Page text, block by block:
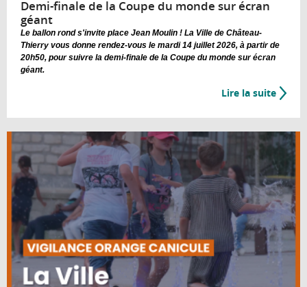
Demi-finale de la Coupe du monde sur écran
géant
Le ballon rond s'invite place Jean Moulin ! La Ville de Château-
Thierry vous donne rendez-vous le mardi 14 juillet 2026, à partir de
20h50, pour suivre la demi-finale de la Coupe du monde sur écran
géant.
Lire la suite